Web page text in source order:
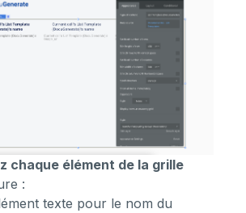
chaque élément de la grille
:
texte pour le nom du